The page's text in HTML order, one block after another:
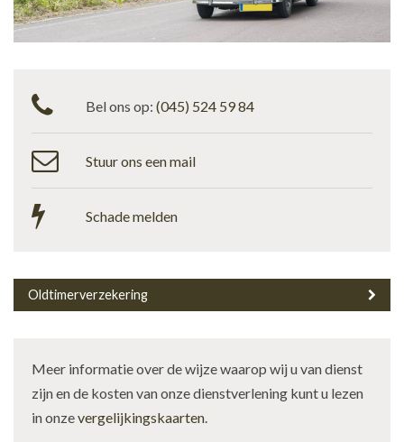
Bel ons op: (045) 524 59 84
Stuur ons een mail
Schade melden
Oldtimerverzekering
Meer informatie over de wijze waarop wij u van dienst
zijn en de kosten van onze dienstverlening kunt u lezen
in onzevergelijkingskaarten.